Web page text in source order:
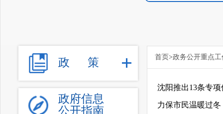
政 策
政府信息
公开指南
首页>政务公开重点工
沈阳推出13条专
力保市民温暖过